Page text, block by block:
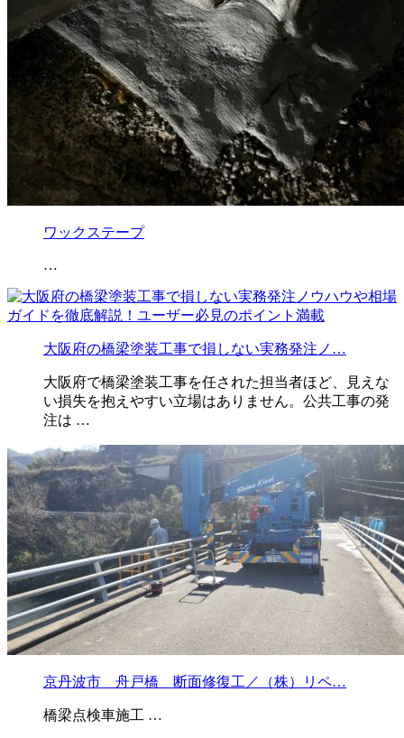
ワックステープ
…
大阪府の橋梁塗装工事で損しない実務発注ノ…
大阪府で橋梁塗装工事を任された担当者ほど、見えな
い損失を抱えやすい立場はありません。公共工事の発
注は …
京丹波市 舟戸橋 断面修復工／（株）リペ…
橋梁点検車施工 …